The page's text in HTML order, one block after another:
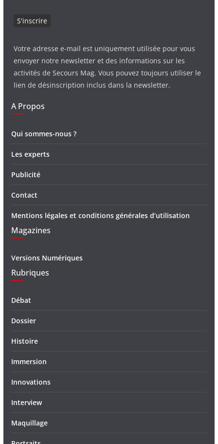
Votre adresse e-mail est uniquement utilisée pour vous
envoyer notre newsletter et des informations sur les
activités de Secours Mag. Vous pouvez toujours utiliser le
lien de désinscription inclus dans la newsletter.
A Propos
Qui sommes-nous ?
Les experts
Publicité
Contact
Mentions légales et conditions générales d’utilisation
Magazines
Versions Numériques
Rubriques
Débat
Dossier
Histoire
Immersion
Innovations
Interview
Maquillage